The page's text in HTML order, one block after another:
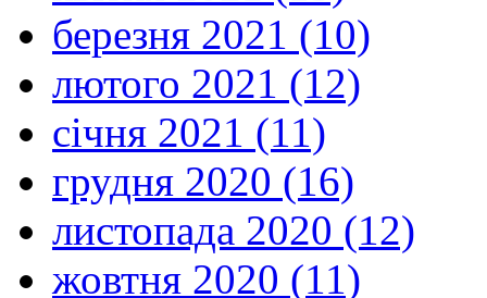
березня 2021 (10)
лютого 2021 (12)
січня 2021 (11)
грудня 2020 (16)
листопада 2020 (12)
жовтня 2020 (11)